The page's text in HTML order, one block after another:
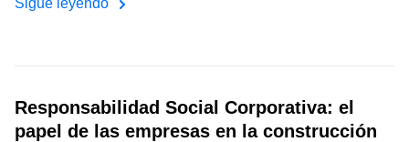
Sigue leyendo
Responsabilidad Social Corporativa: el
papel de las empresas en la construcción